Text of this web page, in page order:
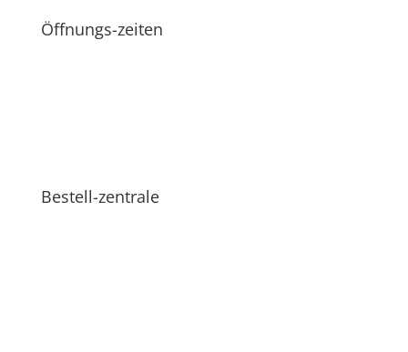
Öffnungs-zeiten
Bestell-zentrale